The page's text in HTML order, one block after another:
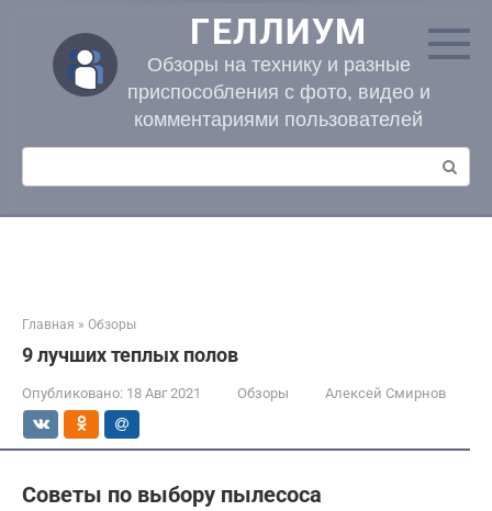
контенту
ГЕЛЛИУМ
Обзоры на технику и разные
приспособления с фото, видео и
комментариями пользователей
Поиск:
Главная » Обзоры
9 лучших теплых полов
Опубликовано: 18 Авг 2021 Обзоры Алексей Смирнов
Советы по выбору пылесоса